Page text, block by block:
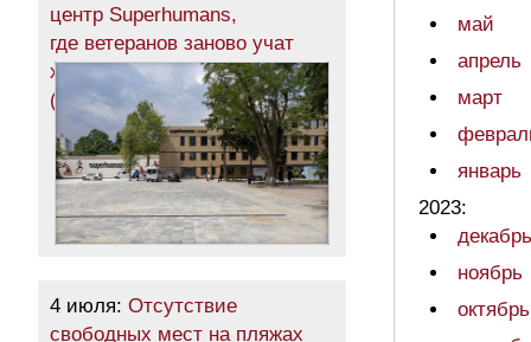
центр Superhumans,
где ветеранов заново учат
ходить, бегать и жить
(фоторепортаж)
4 июля: Отсутствие
свободных мест на пляжах
май
апрель
март
январь
2023:
декабрь
ноябрь
октябрь